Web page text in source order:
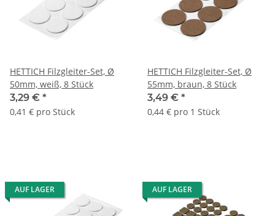
HETTICH Filzgleiter-Set, Ø
50mm, weiß, 8 Stück
3,29 € *
0,41 € pro Stück
HETTICH Filzgleiter-Set, Ø
55mm, braun, 8 Stück
3,49 € *
0,44 € pro 1 Stück
AUF LAGER AUF LAGER